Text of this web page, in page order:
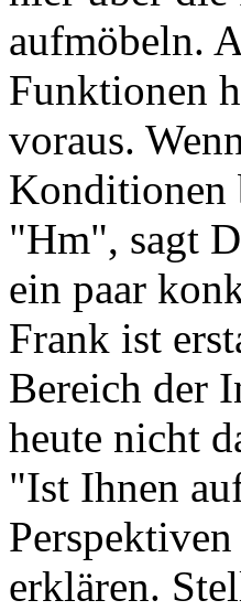
aufmöbeln.
Funktionen
voraus.
Konditionen
"Hm", sagt
ein paar
Frank ist
Bereich der
heute nicht
"Ist Ihnen
erklären.